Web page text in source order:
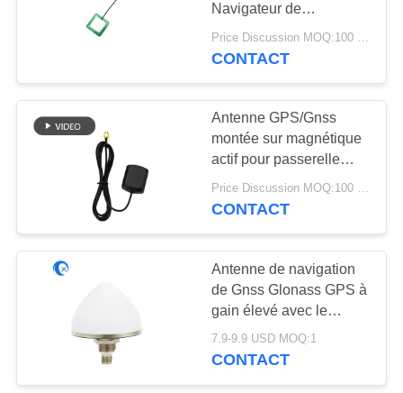
VR
PRIVACY
Antenne de station
de base de fibre de
verre
Antenne d'hélium
Navigateur de
positionnement par
satellite Compas Module
CONTACT
Antenne GPS/Gnss
montée sur magnétique
actif pour passerelle
4G/GPS/Gnss Ace-Gtw-
4G avec connecteur
Price Discussion MOQ:100 pièces
CONTACT
Antenne de navigation
de Gnss Glonass GPS à
gain élevé avec le
connecteur de TNC
7.9-9.9 USD MOQ:1
CONTACT